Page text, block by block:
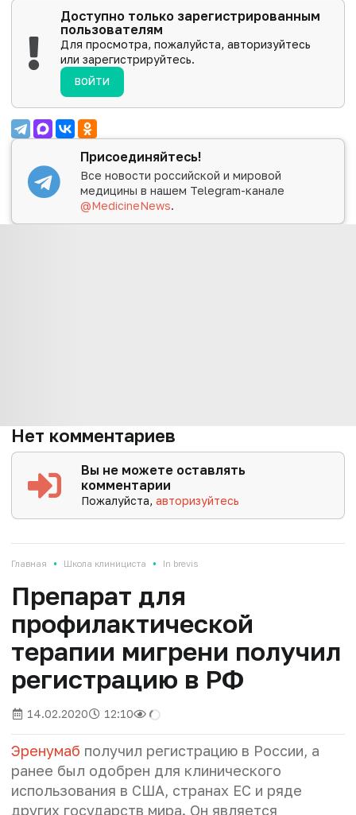
Доступно только зарегистрированным
пользователям
Для просмотра, пожалуйста, авторизуйтесь
или зарегистрируйтесь.
ВОЙТИ
Присоединяйтесь!
Все новости российской и мировой
медицины в нашем Telegram-канале
@MedicineNews.
Нет комментариев
Вы не можете оставлять
комментарии
Пожалуйста,авторизуйтесь
Главная • Школа клинициста • In brevis
Препарат для
профилактической
терапии мигрени получил
регистрацию в РФ
14.02.2020 12:10
Эренумаб получил регистрацию в России, а
ранее был одобрен для клинического
использования в США, странах ЕС и ряде
других государств мира. Он является